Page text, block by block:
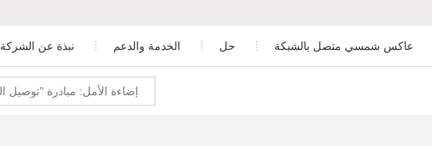
عاكس شمسي متصل بالشبكة حل الخدمة والدعم
تنزيل
نبذة عن الشركة
مركز الفيديو